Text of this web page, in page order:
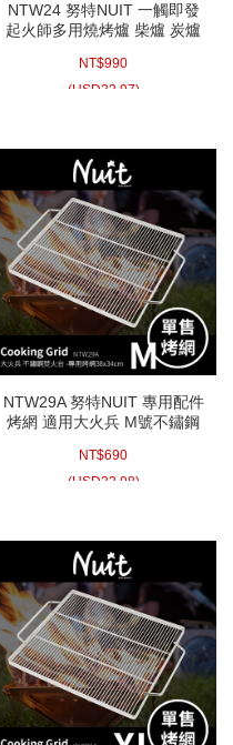
NTW24 努特NUIT 一觸即發
起火師多用燒烤爐 柴爐 炭爐
烤 一人燒烤
NT$990
(USD32.97)
NTW29A 努特NUIT 專用配件
烤網 適用大火兵 M號不鏽鋼
適合中秋烤肉
NT$690
(USD22.98)